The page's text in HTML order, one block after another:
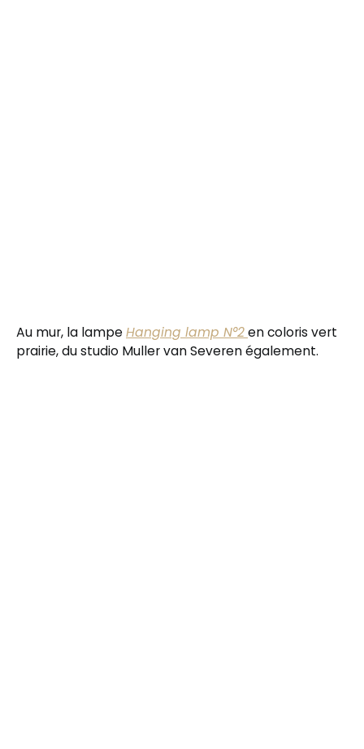
Au mur, la lampeHanging lamp N°2en coloris vert
prairie, du studio Muller van Severen également.